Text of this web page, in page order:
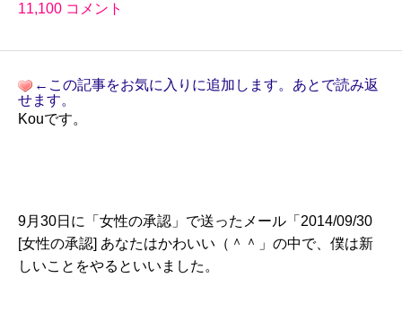
11,100 コメント
←この記事をお気に入りに追加します。あとで読み返
せます。
Kouです。
9月30日に「女性の承認」で送ったメール「2014/09/30
[女性の承認] あなたはかわいい（＾＾」の中で、僕は新
しいことをやるといいました。